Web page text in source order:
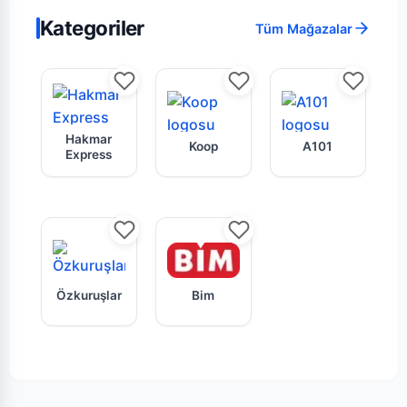
Kategoriler Tüm Mağazalar
Hakmar Express mağazasının bu haftaki
Hakmar
Express
Koop market zincirine ait
Koop
A101
A101
Özkuruşlar indirim kataloğu ve fırsat ürünleri
Özkuruşlar
Bim tarafından sunulan
Bim